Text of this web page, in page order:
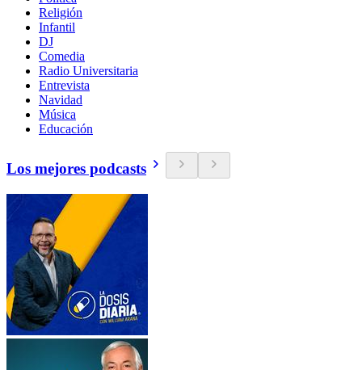
Religión
Infantil
DJ
Comedia
Radio Universitaria
Entrevista
Navidad
Música
Educación
Los mejores podcasts